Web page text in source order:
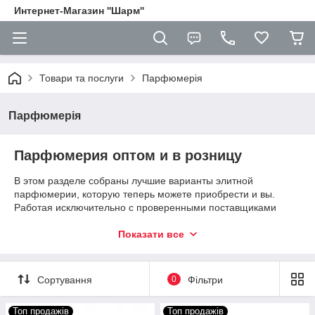
Интернет-Магазин ''Шарм''
Товари та послуги Парфюмерія
Парфюмерія
Парфюмерия оптом и в розницу
В этом разделе собраны лучшие варианты элитной
парфюмерии, которую теперь можете приобрести и вы.
Работая исключительно с проверенными поставщиками
товара, а также его высокое качество. Среди прочих товаров
от таких всемирно известных брендов:
• Gucci.
• Raco Rabanne.
• Versace.
Показати все
Сортування 0 Фільтри
Топ продажів Топ продажів